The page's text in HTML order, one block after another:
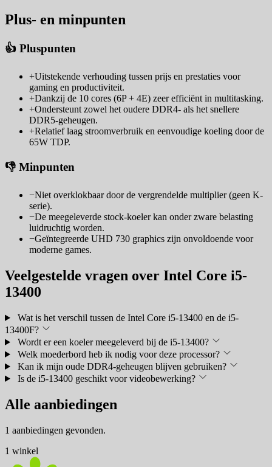
Plus- en minpunten
👍 Pluspunten
+Uitstekende verhouding tussen prijs en prestaties voor
gaming en productiviteit.
+Dankzij de 10 cores (6P + 4E) zeer efficiënt in multitasking.
+Ondersteunt zowel het oudere DDR4- als het snellere
DDR5-geheugen.
+Relatief laag stroomverbruik en eenvoudige koeling door de
65W TDP.
👎 Minpunten
−Niet overklokbaar door de vergrendelde multiplier (geen K-
serie).
−De meegeleverde stock-koeler kan onder zware belasting
luidruchtig worden.
−Geïntegreerde UHD 730 graphics zijn onvoldoende voor
moderne games.
Veelgestelde vragen over Intel Core i5-
13400
Wat is het verschil tussen de Intel Core i5-13400 en de i5-
13400F?
Wordt er een koeler meegeleverd bij de i5-13400?
Welk moederbord heb ik nodig voor deze processor?
Kan ik mijn oude DDR4-geheugen blijven gebruiken?
Is de i5-13400 geschikt voor videobewerking?
Alle aanbiedingen
1 aanbiedingen gevonden.
1 winkel